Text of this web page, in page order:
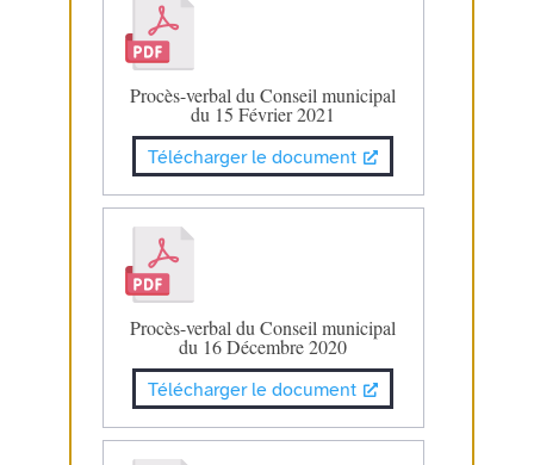
Procès-verbal du Conseil municipal
du 15 Février 2021
Télécharger le document
Procès-verbal du Conseil municipal
du 16 Décembre 2020
Télécharger le document